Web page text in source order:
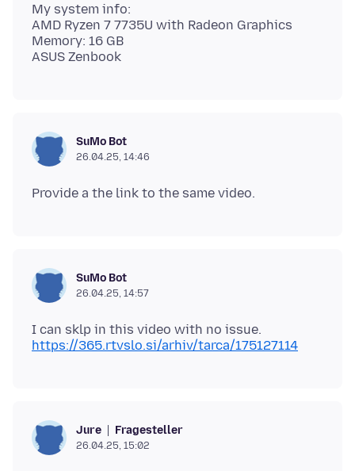
My system info:
AMD Ryzen 7 7735U with Radeon Graphics
Memory: 16 GB
SuMo Bot
26.04.25, 14:46
SuMo Bot
26.04.25, 14:57
I can sklp in this video with no issue.
https://365.rtvslo.si/arhiv/tarca/175127114
Jure Fragesteller
26.04.25, 15:02